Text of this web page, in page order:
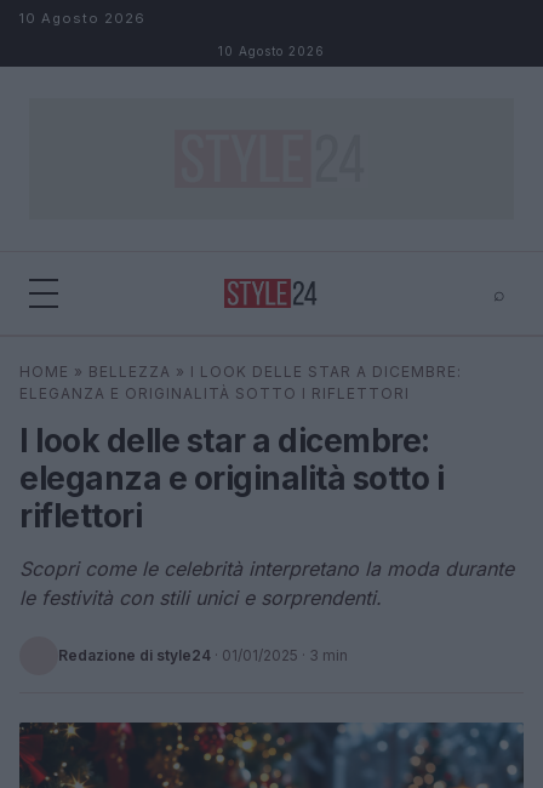
Salta al contenuto
10 Agosto 2026
10 Agosto 2026
⌕
Cerca ⌕
HOME » BELLEZZA » I LOOK DELLE STAR A DICEMBRE:
ELEGANZA E ORIGINALITÀ SOTTO I RIFLETTORI
I look delle star a dicembre:
eleganza e originalità sotto i
riflettori
Scopri come le celebrità interpretano la moda durante
le festività con stili unici e sorprendenti.
Redazione di style24 · 01/01/2025 · 3 min